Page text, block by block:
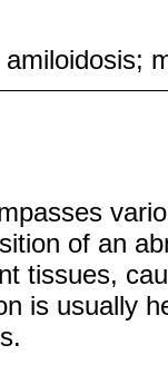
amiloidosis;
of an
tissues,
is usually